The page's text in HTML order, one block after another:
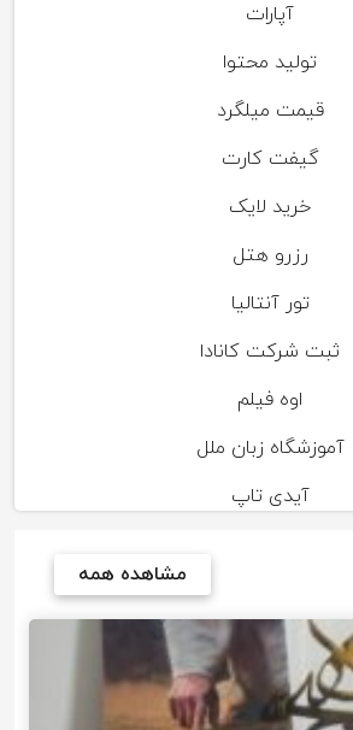
آپارات
تولید محتوا
قیمت میلگرد
گیفت کارت
خرید لایک
رزرو هتل
تور آنتالیا
ثبت شرکت کانادا
اوه فیلم
آموزشگاه زبان ملل
آیدی تاپ
مشاهده همه